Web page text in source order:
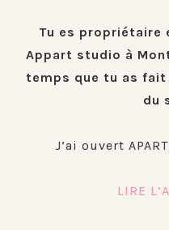
Tu es propriétaire
Appart studio à
temps que tu as
du
J’ai ouvert
LIRE